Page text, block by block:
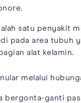
satu penyakit
pada area tubuh
alat kelamin.
melalui
bergonta-ganti